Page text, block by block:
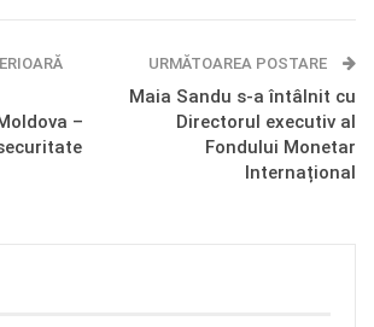
OK.ru
–
URMĂTOAREA POSTARE
Maia Sandu s-a întâlnit cu
Directorul executiv al
Fondului Monetar
Internațional